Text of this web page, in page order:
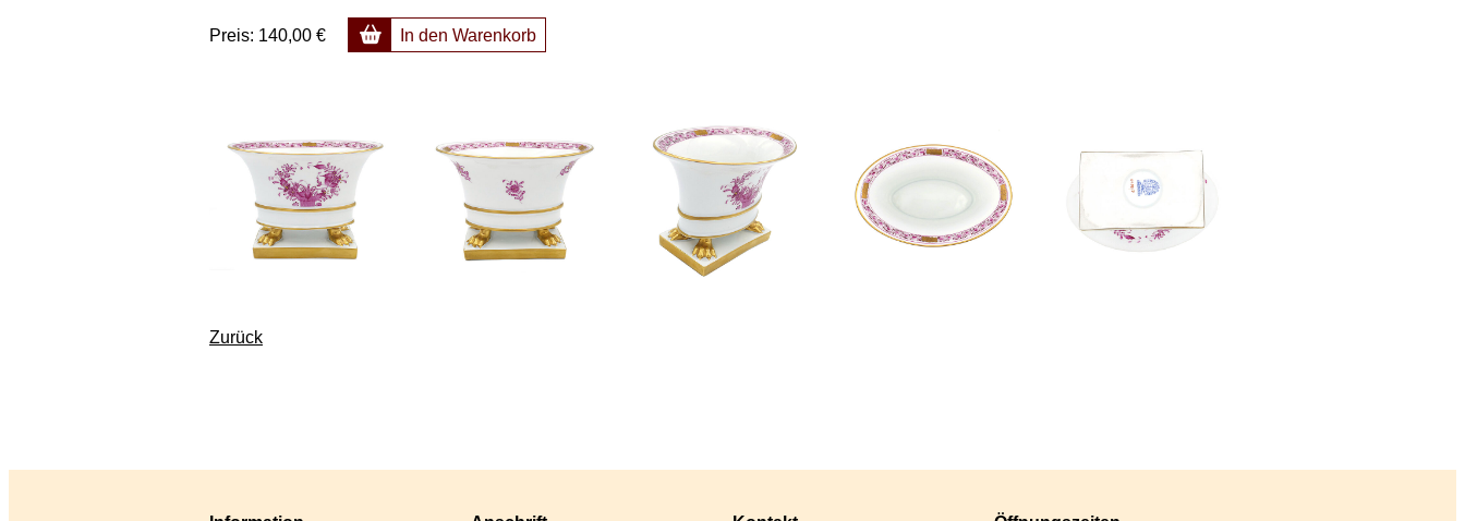
Preis: 140,00 € In den Warenkorb
Zurück